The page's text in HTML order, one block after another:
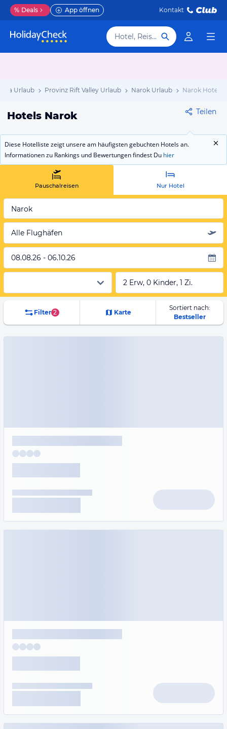
% Deals App öffnen Kontakt
Hotel, Reiseziel
Urlaub Provinz Rift Valley Urlaub Narok Urlaub Narok Hotels
Hotels Narok Teilen
Diese Hotelliste zeigt unsere am häufigsten gebuchten Hotels an.
Informationen zu Rankings und Bewertungen findest Du hier
Pauschalreisen Nur Hotel
Narok
Alle Flughäfen
08.08.26 - 06.10.26
2 Erw, 0 Kinder, 1 Zi.
Filter 2 Karte
Sortiert nach:
Bestseller